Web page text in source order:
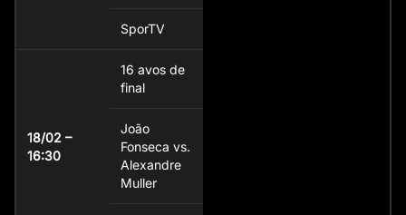
SporTV
18/02 –
16:30
16 avos de
final
João
Fonseca vs.
Alexandre
Muller